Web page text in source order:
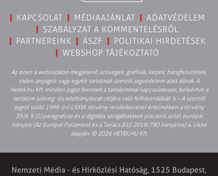
KAPCSOLAT MÉDIAAJÁNLAT
ADATVÉDELEM
SZABÁLYZAT A KOMMENTELÉSRŐL
PARTNEREINK
ÁSZF
POLITIKAI HIRDETÉSEK
WEBSHOP TÁJÉKOZTATÓ
Az ezen a weboldalon megjelenő szövegek, grafikák, képek, hangfelvételek,
video anyagok vagy egyéb tartalmak szerzői jogvédelem alatt állnak. A
Hetek.hu Kft. minden jogot fenntart a tartalommal kapcsolatosan, beleértve a
tartalom szöveg- és adatbányászat céljára való felhasználását is – A szerzői
jogról szóló 1999. évi LXXVI. törvény rendelkezései értelmében a törvény
35/A. § (1) paragrafusa és a digitális szolgáltatások piacairól szóló európai
irányelv (Az Európai Parlament és a Tanács (EU) 2019/790 Irányelve) 4. cikke
alapján. © 2026 HETEK.HU Kft.
Nemzeti Média - és Hírközlési Hatóság, 1525 Budapest,